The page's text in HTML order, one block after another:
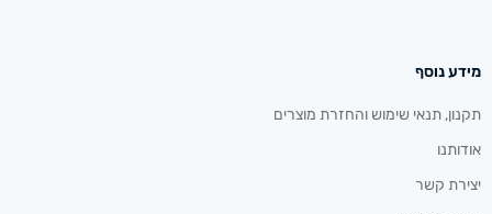
מידע נוסף
תקנון, תנאי שימוש והחזרת מוצרים
אודותנו
יצירת קשר